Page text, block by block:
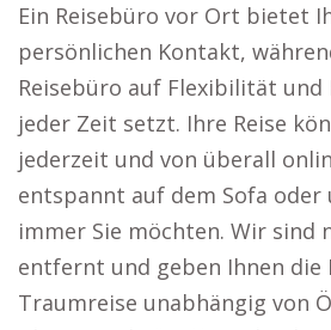
Ein Reisebüro vor Ort bietet
persönlichen Kontakt,
Reisebüro auf Flexibilität
jeder Zeit setzt. Ihre Reise
jederzeit und von überall
entspannt auf dem Sofa oder
immer Sie möchten. Wir sind
entfernt und geben Ihnen die
Traumreise unabhängig von